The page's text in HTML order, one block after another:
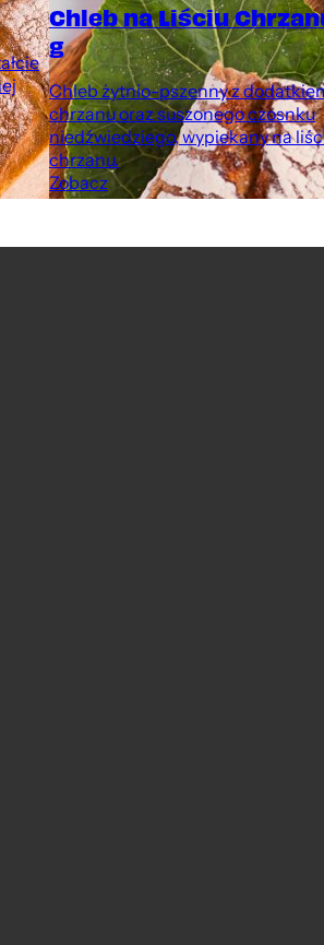
Chleb na Liściu
g
Chleb żytnio-pszenny z
chrzanu oraz suszonego czosnku
niedźwiedziego, wypiekany na
chrzanu.
Zobacz